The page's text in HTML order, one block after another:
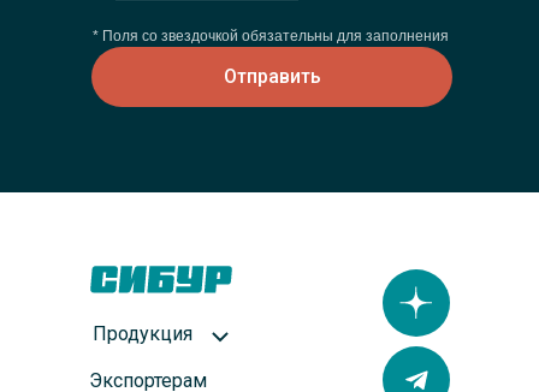
* Поля со звездочкой обязательны для заполнения
Отправить
Продукция
Экспортерам